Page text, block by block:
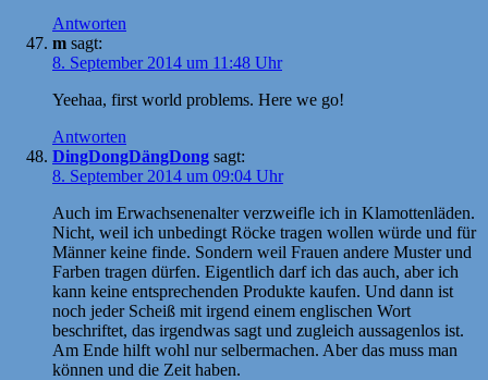
Antworten
m sagt:
8. September 2014 um 11:48 Uhr
Yeehaa, first world problems. Here we go!
Antworten
DingDongDängDong sagt:
8. September 2014 um 09:04 Uhr
Auch im Erwachsenenalter verzweifle ich in Klamottenläden.
Nicht, weil ich unbedingt Röcke tragen wollen würde und für
Männer keine finde. Sondern weil Frauen andere Muster und
Farben tragen dürfen. Eigentlich darf ich das auch, aber ich
kann keine entsprechenden Produkte kaufen. Und dann ist
noch jeder Scheiß mit irgend einem englischen Wort
beschriftet, das irgendwas sagt und zugleich aussagenlos ist.
Am Ende hilft wohl nur selbermachen. Aber das muss man
können und die Zeit haben.